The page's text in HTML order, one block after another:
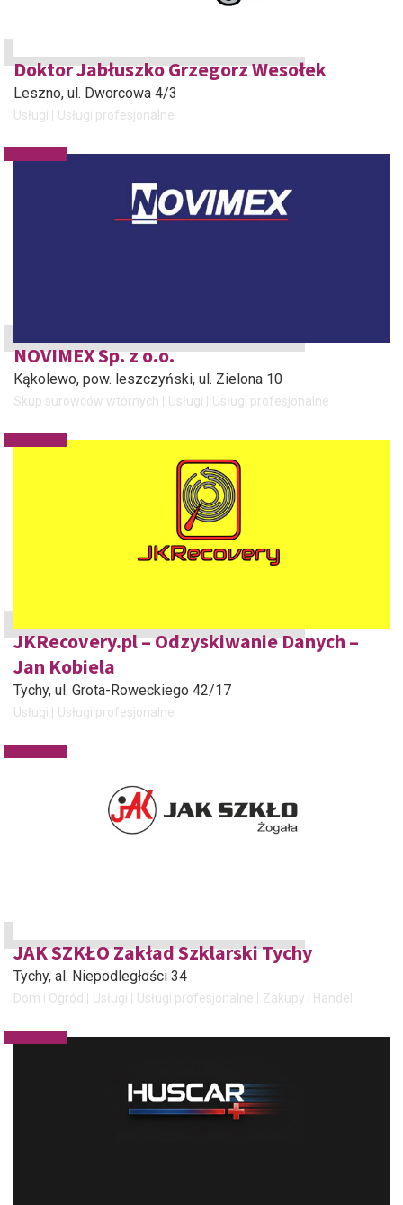
Doktor Jabłuszko Grzegorz Wesołek
Leszno, ul. Dworcowa 4/3
Usługi Usługi profesjonalne
NOVIMEX Sp. z o.o.
Kąkolewo, pow. leszczyński, ul. Zielona 10
Skup surowców wtórnych Usługi Usługi profesjonalne
JKRecovery.pl – Odzyskiwanie Danych –
Jan Kobiela
Tychy, ul. Grota-Roweckiego 42/17
Usługi Usługi profesjonalne
JAK SZKŁO Zakład Szklarski Tychy
Tychy, al. Niepodległości 34
Dom i Ogród Usługi Usługi profesjonalne Zakupy i Handel